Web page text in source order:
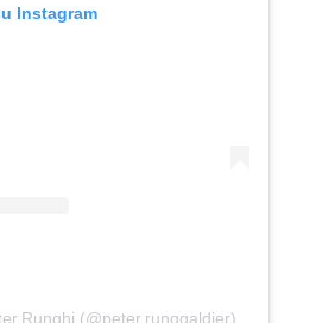
Instagram
(@peter.runggaldier)